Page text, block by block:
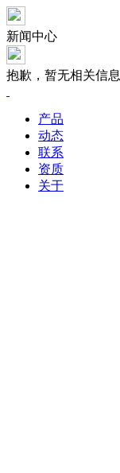
新闻中心
抱歉，暂无相关信息
产品
动态
联系
资质
关于